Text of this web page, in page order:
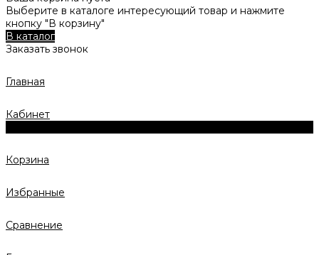
Выберите в каталоге интересующий товар и нажмите
кнопку "В корзину"
В каталог
Заказать звонок
Главная
Кабинет
Корзина
Избранные
Сравнение